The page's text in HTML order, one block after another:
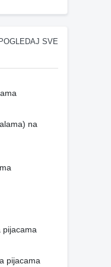
POGLEDAJ SVE
na
pijacama
pijacama